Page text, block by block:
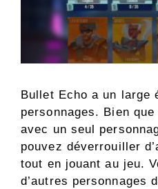
Bullet Echo a un large
personnages. Bien
avec un seul
pouvez déverrouiller
tout en jouant au jeu.
d’autres personnages